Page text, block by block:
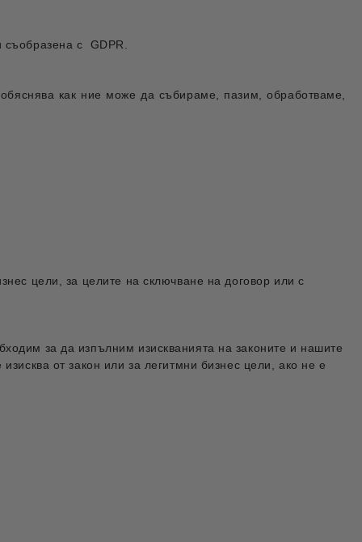
с GDPR.
как ние може да събираме, пазим, обработваме,
цели, за целите на сключване на договор или с
за да изпълним изискванията на законите и нашите
от закон или за легитмни бизнес цели, ако не е